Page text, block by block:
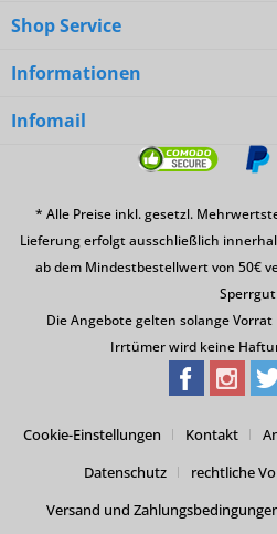
Shop Service
Informationen
Infomail
* Alle Preise inkl. gesetzl.
Lieferung erfolgt ausschließlich
ab dem Mindestbestellwert von 50€
Sperrgut
Die Angebote gelten solange
Irrtümer wird keine
Cookie-Einstellungen Kontakt
Datenschutz
rechtliche
Versand und